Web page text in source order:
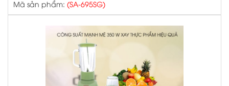
Mã sản phẩm: (SA-695SG)